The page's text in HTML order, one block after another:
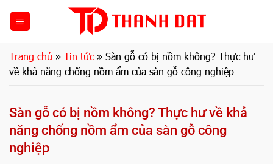
dungTrang chủ » Tin tức » Sàn gỗ có bị nồm không? Thực hư
về khả năng chống nồm ẩm của sàn gỗ công nghiệp
Sàn gỗ có bị nồm không? Thực hư về khả
năng chống nồm ẩm của sàn gỗ công
nghiệp